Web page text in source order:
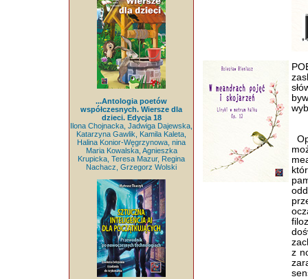
...Antologia poetów
współczesnych. Wiersze dla
dzieci. Edycja 18
Ilona Chojnacka, Jadwiga Dajewska,
Katarzyna Gawlik, Kamila Kaleta,
Halina Konior-Węgrzynowa, nina
Maria Kowalska, Agnieszka
Krupicka, Teresa Mazur, Regina
Nachacz, Grzegorz Wolski
z